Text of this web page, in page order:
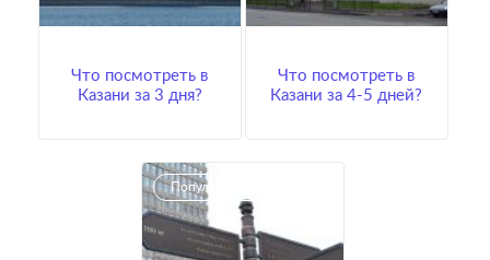
Что посмотреть в
Казани за 3 дня?
Что посмотреть в
Казани за 4-5 дней?
Популярный